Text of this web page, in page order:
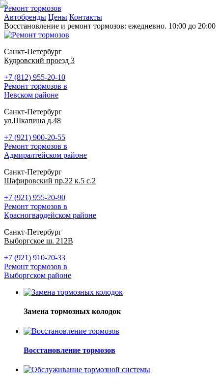
Ремонт тормозов
Автобренды Цены Контакты
Восстановление и ремонт тормозов: ежедневно. 10:00 до 20:00
Санкт-Петербург
Кудровский проезд 3
+7 (812) 955-20-10
Ремонт тормозов в
Невском районе
Санкт-Петербург
ул.Шкапина д.48
+7 (921) 900-20-55
Ремонт тормозов в
Адмиралтейском районе
Санкт-Петербург
Шафировский пр.22 к.5 с.2
+7 (921) 955-20-90
Ремонт тормозов в
Красногвардейском районе
Санкт-Петербург
Выборгское ш. 212В
+7 (921) 910-20-33
Ремонт тормозов в
Выборгском районе
Замена тормозных колодок
Восстановление тормозов